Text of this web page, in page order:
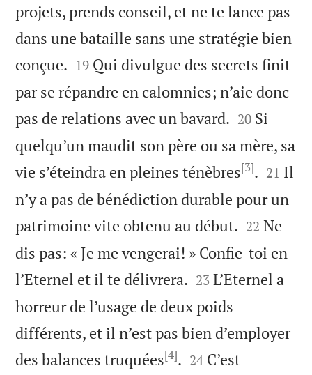
projets, prends conseil, et ne te lance pas
dans une bataille sans une stratégie bien
conçue. 

19 Qui divulgue des secrets finit
par se répandre en calomnies; n’aie donc
pas de relations avec un bavard. 

20 Si
quelqu’un maudit son père ou sa mère, sa
vie s’éteindra en pleines ténèbres[3]. 

21 Il
n’y a pas de bénédiction durable pour un
patrimoine vite obtenu au début. 

22 Ne
dis pas: « Je me vengerai! » Confie-toi en
l’Eternel et il te délivrera. 

23 L’Eternel a
horreur de l’usage de deux poids
différents, et il n’est pas bien d’employer
des balances truquées[4]. 

24 C’est